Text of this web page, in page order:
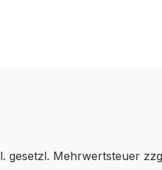
gesetzl. Mehrwertsteuer